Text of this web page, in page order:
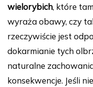
wielorybich, które
wyraża obawy, czy
rzeczywiście jest
dokarmianie tych
naturalne
konsekwencje. Jeśli